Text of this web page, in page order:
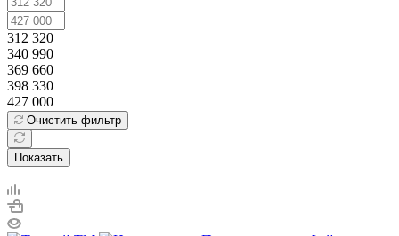
312 320
340 990
369 660
398 330
427 000
Очистить фильтр
Показать